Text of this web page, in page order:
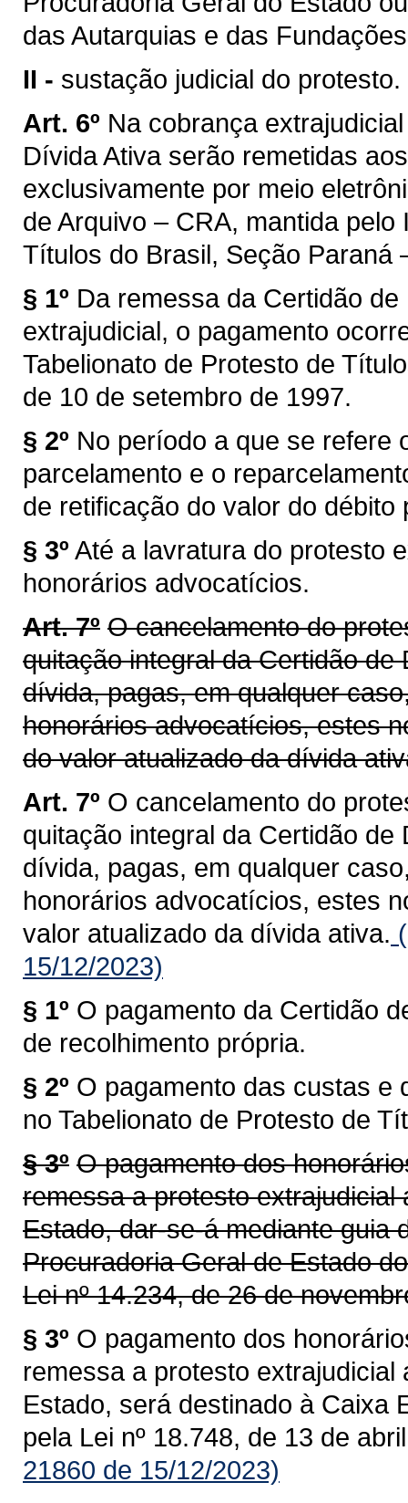
das Autarquias e das
II - sustação judicial do protesto.
Art. 6º Na cobrança
Dívida Ativa serão remetidas
exclusivamente por meio
de Arquivo – CRA, mantida
Títulos do Brasil, Seção Paraná
§ 1º Da remessa da Certidão
extrajudicial, o pagamento
Tabelionato de Protesto de
de 10 de setembro de 1997.
§ 2º No período a que se refere
parcelamento e o
de retificação do valor do débito
§ 3º Até a lavratura do protesto
honorários advocatícios.
Art. 7º O cancelamento do
quitação integral da Certidão
dívida, pagas, em qualquer
honorários advocatícios, estes
do valor atualizado da dívida
Art. 7º O cancelamento do
quitação integral da Certidão
dívida, pagas, em qualquer
honorários advocatícios, estes
valor atualizado da dívida ativa.
15/12/2023)
§ 1º O pagamento da Certidão
de recolhimento própria.
§ 2º O pagamento das custas e
no Tabelionato de Protesto de
§ 3º O pagamento dos
remessa a protesto
Estado, dar-se-á mediante guia
Procuradoria Geral de Estado
Lei nº 14.234, de 26 de
§ 3º O pagamento dos
remessa a protesto
Estado, será destinado à Caixa
pela Lei nº 18.748, de 13 de
21860 de 15/12/2023)